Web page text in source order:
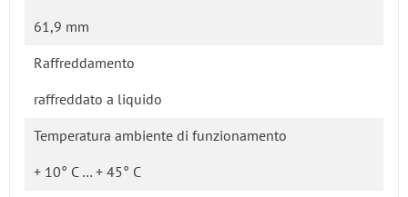
61,9 mm
Raffreddamento
raffreddato a liquido
Temperatura ambiente di funzionamento
+ 10° C … + 45° C